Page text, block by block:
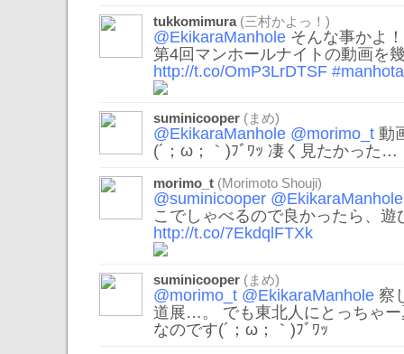
tukkomimura(三村かよっ！)
@EkikaraManhole そんな事かよ
第4回マンホールナイトの動画を
http://t.co/OmP3LrDTSF
suminicooper (まめ)
@EkikaraManhole @morimo_t 動
(´；ω；｀)ﾌﾞﾜｯ 凄く見たかった…
morimo_t (Morimoto Shouji)
@suminicooper @EkikaraManhole
こでしゃべるので良かったら、遊
http://t.co/7EkdqlFTXk
suminicooper (まめ)
@morimo_t @EkikaraManhole 察
道展…。 でも東北人にとっちゃ
なのです(´；ω；｀)ﾌﾞﾜｯ